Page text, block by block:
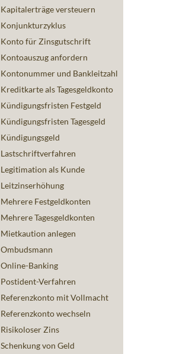
Kapitalerträge versteuern
Konjunkturzyklus
Konto für Zinsgutschrift
Kontoauszug anfordern
Kontonummer und Bankleitzahl
Kreditkarte als Tagesgeldkonto
Kündigungsfristen Festgeld
Kündigungsfristen Tagesgeld
Kündigungsgeld
Lastschriftverfahren
Legitimation als Kunde
Leitzinserhöhung
Mehrere Festgeldkonten
Mehrere Tagesgeldkonten
Mietkaution anlegen
Ombudsmann
Online-Banking
Postident-Verfahren
Referenzkonto mit Vollmacht
Referenzkonto wechseln
Risikoloser Zins
Schenkung von Geld